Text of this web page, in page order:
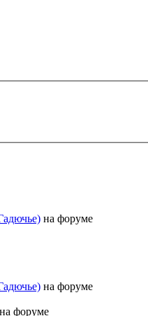
на форуме
на форуме
на форуме